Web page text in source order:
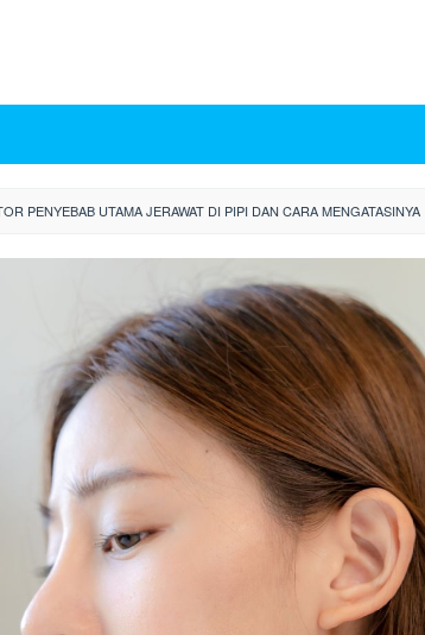
PENYEBAB UTAMA JERAWAT DI PIPI DAN CARA MENGATASINYA